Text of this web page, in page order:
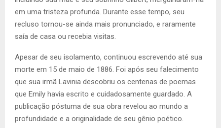
em uma tristeza profunda. Durante esse tempo, seu
recluso tornou-se ainda mais pronunciado, e raramente
saía de casa ou recebia visitas.
Apesar de seu isolamento, continuou escrevendo até sua
morte em 15 de maio de 1886. Foi após seu falecimento
que sua irmã Lavinia descobriu os centenas de poemas
que Emily havia escrito e cuidadosamente guardado. A
publicação póstuma de sua obra revelou ao mundo a
profundidade e a originalidade de seu gênio poético.